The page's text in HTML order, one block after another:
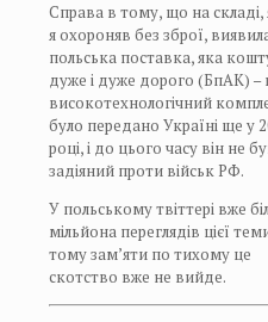
Справа в тому, що на складі,
я охороняв без зброї,
польська поставка, яка
дуже і дуже дорого (БпАК) –
високотехнологічний
було передано Україні ще у
році, і до цього часу він не
задіяний проти військ РФ.
У польському твіттері вже
мільйона переглядів цієї
тому зам’яти по тихому це
скотство вже не вийде.